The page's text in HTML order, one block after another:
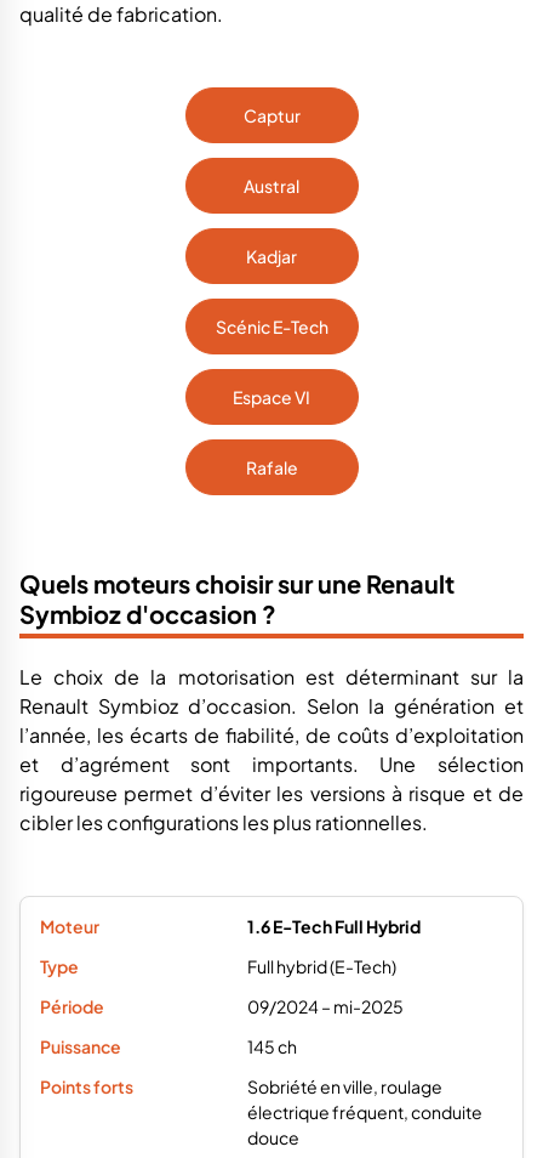
qualité de fabrication.
Captur
Austral
Kadjar
Scénic E-Tech
Espace VI
Rafale
Quels moteurs choisir sur une Renault
Symbioz d'occasion ?
Le choix de la motorisation est déterminant sur la
Renault Symbioz d’occasion. Selon la génération et
l’année, les écarts de fiabilité, de coûts d’exploitation
et d’agrément sont importants. Une sélection
rigoureuse permet d’éviter les versions à risque et de
cibler les configurations les plus rationnelles.
1.6 E-Tech Full Hybrid
Full hybrid (E-Tech)
09/2024 – mi-2025
145 ch
Sobriété en ville, roulage
électrique fréquent, conduite
douce